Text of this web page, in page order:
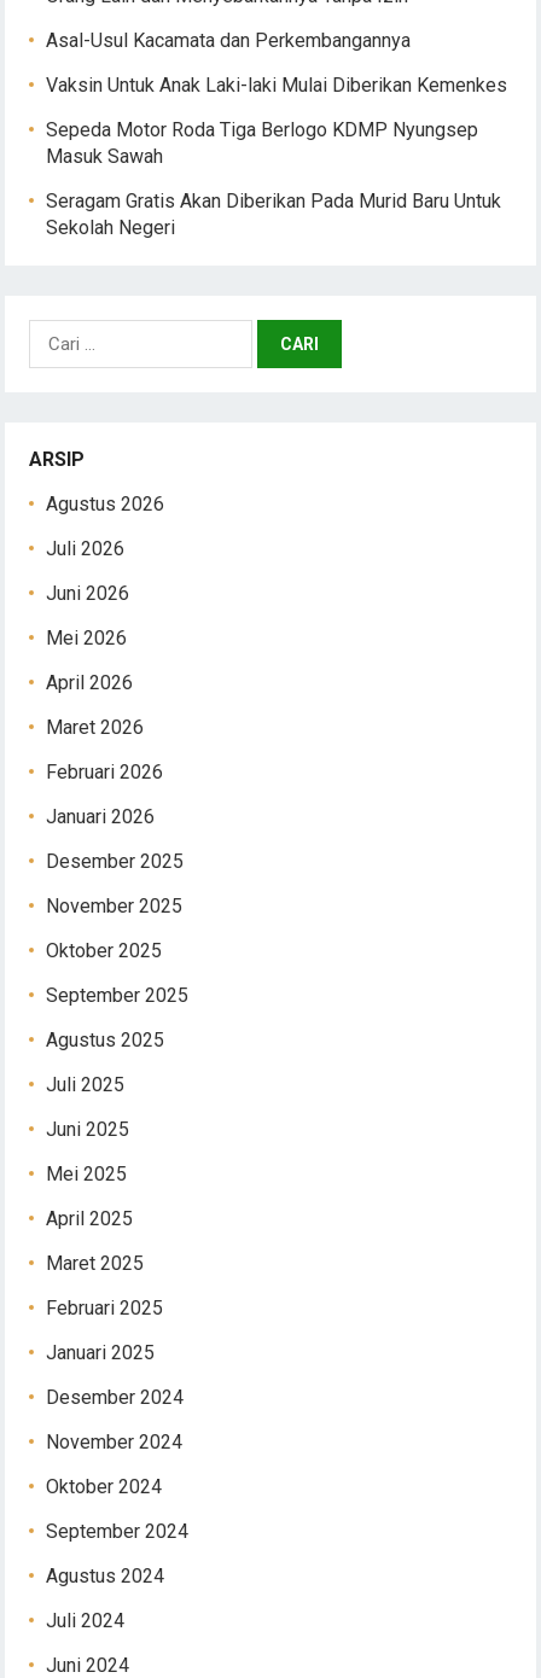
Asal-Usul Kacamata dan Perkembangannya
Vaksin Untuk Anak Laki-laki Mulai Diberikan Kemenkes
Sepeda Motor Roda Tiga Berlogo KDMP Nyungsep
Masuk Sawah
Seragam Gratis Akan Diberikan Pada Murid Baru Untuk
Sekolah Negeri
Cari
untuk:
ARSIP
Agustus 2026
Juli 2026
Juni 2026
Mei 2026
April 2026
Maret 2026
Februari 2026
Januari 2026
Desember 2025
November 2025
Oktober 2025
September 2025
Agustus 2025
Juli 2025
Juni 2025
Mei 2025
April 2025
Maret 2025
Februari 2025
Januari 2025
Desember 2024
November 2024
Oktober 2024
September 2024
Agustus 2024
Juli 2024
Juni 2024